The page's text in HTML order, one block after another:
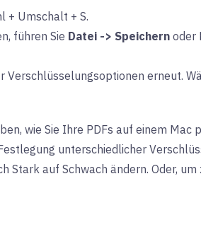
+ Umschalt + S.
führen Sie Datei -> Speichern oder
Verschlüsselungsoptionen erneut.
wie Sie Ihre PDFs auf einem
unterschiedlicher
Stark auf Schwach ändern. Oder,